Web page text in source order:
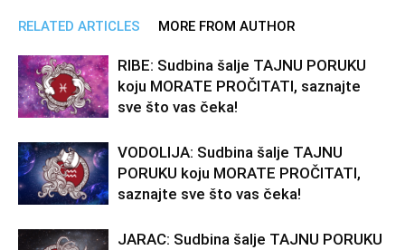
RELATED ARTICLES MORE FROM AUTHOR
RIBE: Sudbina šalje TAJNU PORUKU
koju MORATE PROČITATI, saznajte
sve što vas čeka!
VODOLIJA: Sudbina šalje TAJNU
PORUKU koju MORATE PROČITATI,
saznajte sve što vas čeka!
JARAC: Sudbina šalje TAJNU PORUKU